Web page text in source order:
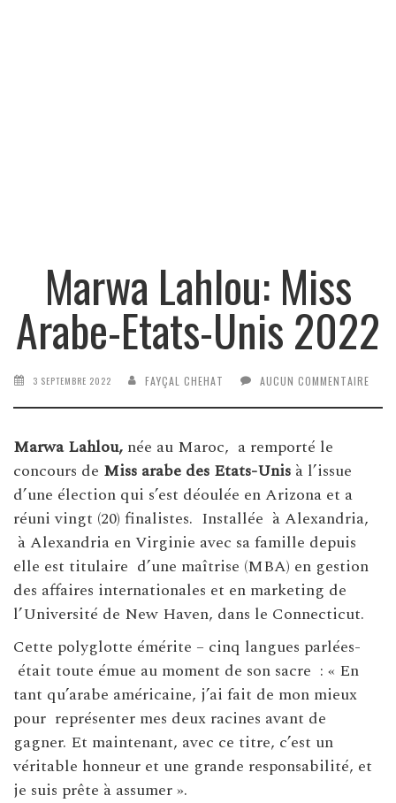
Marwa Lahlou: Miss
Arabe-Etats-Unis 2022
3 SEPTEMBRE 2022 FAYÇAL CHEHAT AUCUN COMMENTAIRE
Marwa Lahlou, née au Maroc, a remporté le
concours de Miss arabe des Etats-Unis à l’issue
d’une élection qui s’est déoulée en Arizona et a
réuni vingt (20) finalistes. Installée à Alexandria,
à Alexandria en Virginie avec sa famille depuis
elle est titulaire d’une maîtrise (MBA) en gestion
des affaires internationales et en marketing de
l’Université de New Haven, dans le Connecticut.
Cette polyglotte émérite – cinq langues parlées-
était toute émue au moment de son sacre : « En
tant qu’arabe américaine, j’ai fait de mon mieux
pour représenter mes deux racines avant de
gagner. Et maintenant, avec ce titre, c’est un
véritable honneur et une grande responsabilité, et
je suis prête à assumer ».